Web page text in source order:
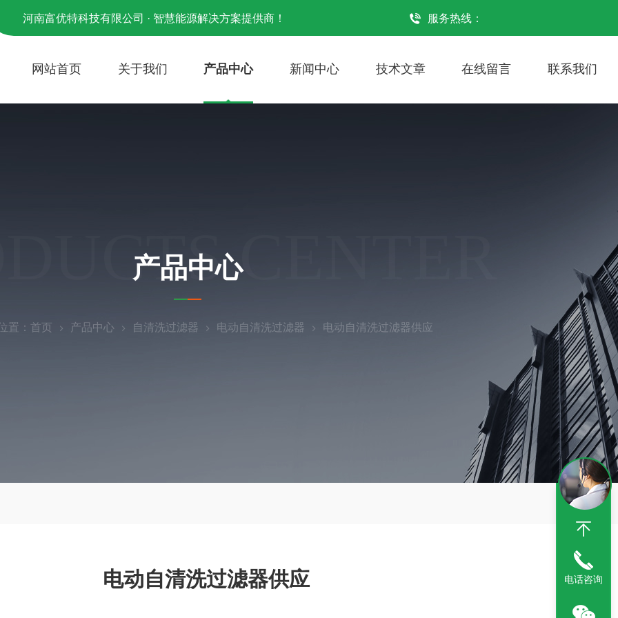
河南富优特科技有限公司 · 智慧能源解决方案提供商！ 服务热线：
网站首页 关于我们 产品中心 新闻中心 技术文章 在线留言 联系我们
CENTER
产品中心
置： 首页 产品中心 自清洗过滤器 电动自清洗过滤器 电动自清洗过滤器供应
电动自清洗过滤器供应 电话咨询